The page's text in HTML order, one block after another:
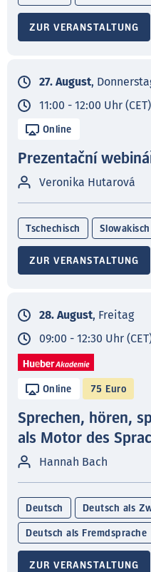
ZUR VERANSTALTUNG
27. August,
11:00 - 12:00 Uhr (CET)
Online
Prezentační
Veronika Hutarová
Tschechisch Slowakisch
ZUR VERANSTALTUNG
28. August, Freitag
09:00 - 12:30 Uhr
Online 75 Euro
Sprechen, hören,
als Motor des
Hannah Bach
Deutsch Deutsch als
Deutsch als Fremdsprache
ZUR VERANSTALTUNG